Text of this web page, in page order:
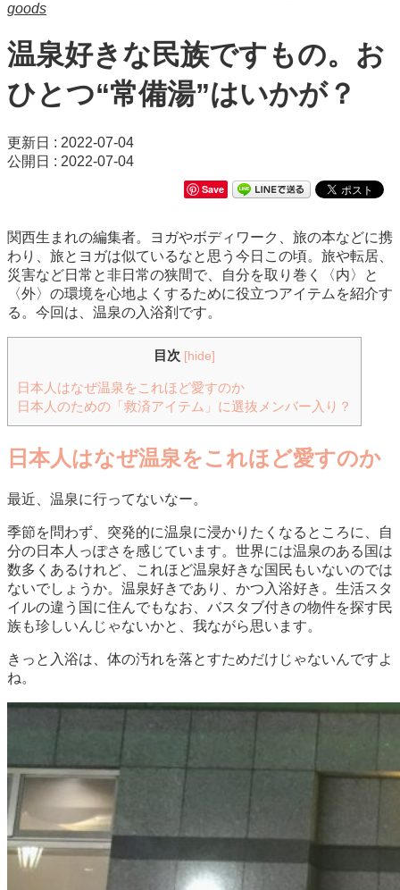
goods
温泉好きな民族ですもの。お
ひとつ“常備湯”はいかが？
更新日 : 2022-07-04
公開日 : 2022-07-04
Save
関西生まれの編集者。ヨガやボディワーク、旅の本などに携
わり、旅とヨガは似ているなと思う今日この頃。旅や転居、
災害など日常と非日常の狭間で、自分を取り巻く〈内〉と
〈外〉の環境を心地よくするために役立つアイテムを紹介す
る。今回は、温泉の入浴剤です。
目次 [hide]
日本人はなぜ温泉をこれほど愛すのか
日本人のための「救済アイテム」に選抜メンバー入り？
日本人はなぜ温泉をこれほど愛すのか
最近、温泉に行ってないなー。
季節を問わず、突発的に温泉に浸かりたくなるところに、自
分の日本人っぽさを感じています。世界には温泉のある国は
数多くあるけれど、これほど温泉好きな国民もいないのでは
ないでしょうか。温泉好きであり、かつ入浴好き。生活スタ
イルの違う国に住んでもなお、バスタブ付きの物件を探す民
族も珍しいんじゃないかと、我ながら思います。
きっと入浴は、体の汚れを落とすためだけじゃないんですよ
ね。